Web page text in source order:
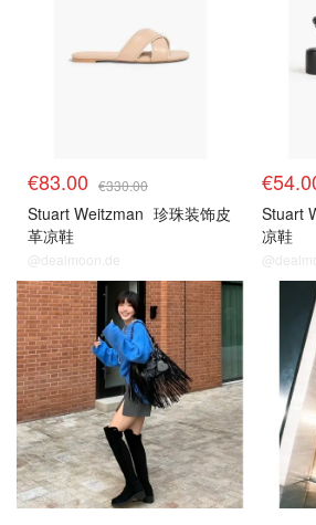
€83.00 €330.00
Stuart Weitzman 珍珠装饰皮
革凉鞋
@dealmoon.de
Stuart
凉鞋